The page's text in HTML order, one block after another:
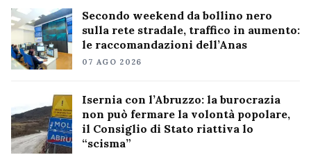
Secondo weekend da bollino nero
sulla rete stradale, traffico in aumento:
le raccomandazioni dell’Anas
07 AGO 2026
Isernia con l’Abruzzo: la burocrazia
non può fermare la volontà popolare,
il Consiglio di Stato riattiva lo
“scisma”